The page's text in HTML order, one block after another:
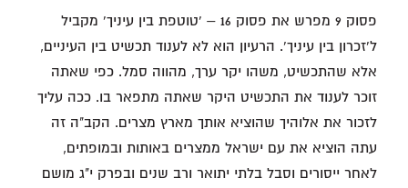
פסוק 9 מפרש את פסוק 16 – 'טוטפת בין עיניך' מקביל
ל'זכרון בין עיניך'. הרעיון הוא לא לענוד תכשיט בין העיניים,
אלא שהתכשיט, משהו יקר ערך, מהווה סמל. כפי שאתה
זוכר לענוד את התכשיט היקר שאתה מתפאר בו. ככה עליך
לזכור את אלוהיך שהוציא אותך מארץ מצרים. הקב"ה זה
עתה הוציא את עם ישראל ממצרים באותות ובמופתים,
לאחר ייסורים וסבל בלתי יתואר ורב שנים ובפרק י"ג מושם